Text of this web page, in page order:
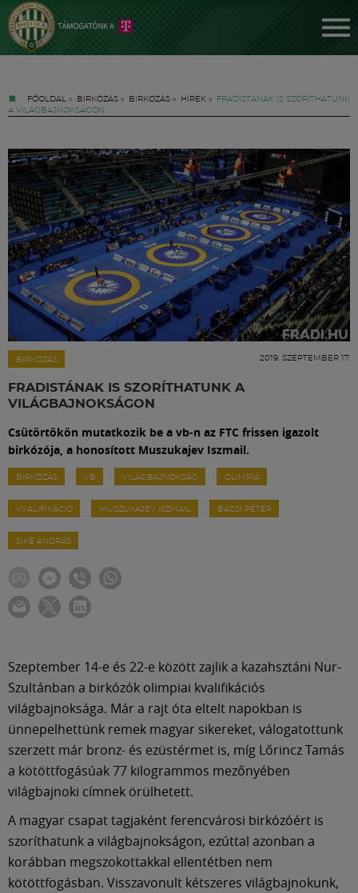
FŐOLDAL » BIRKÓZÁS » BIRKÓZÁS » HÍREK »
FRADISTÁNAK IS SZORÍTHATUNK
A VILÁGBAJNOKSÁGON
BIRKÓZÁS 2019. SZEPTEMBER 17.
FRADISTÁNAK IS SZORÍTHATUNK A
VILÁGBAJNOKSÁGON
Csütörtökön mutatkozik be a vb-n az FTC frissen igazolt
birkózója, a honosított Muszukajev Iszmail.
BIRKÓZÁS VB VILÁGBAJNOKSÁG OLIMPIA
KVALIFIKÁCIÓ MUSZUKAJEV ISZMAIL BÁCSI PÉTER
SIKE ANDRÁS
Szeptember 14-e és 22-e között zajlik a kazahsztáni Nur-
Szultánban a birkózók olimpiai kvalifikációs
világbajnoksága. Már a rajt óta eltelt napokban is
ünnepelhettünk remek magyar sikereket, válogatottunk
szerzett már bronz- és ezüstérmet is, míg Lőrincz Tamás
a kötöttfogásúak 77 kilogrammos mezőnyében
világbajnoki címnek örülhetett.
A magyar csapat tagjaként ferencvárosi birkózóért is
szoríthatunk a világbajnokságon, ezúttal azonban a
korábban megszokottakkal ellentétben nem
kötöttfogásban. Visszavonult kétszeres világbajnokunk,
Jegyek
FM YouTube +
Hírek
Labdarúgás
Meccscenter
Klub
Szolgáltatások
Shop
Közösség
Múzeum
English